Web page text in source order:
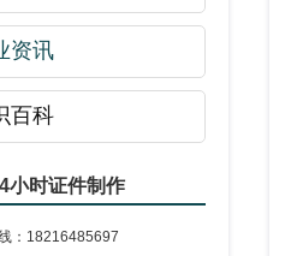
资讯
百科
小时证件制作
：18216485697